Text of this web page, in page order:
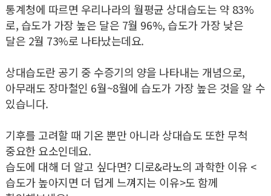
통계청에 따르면 우리나라의 월평균 상대습도는 약 83%
로, 습도가 가장 높은 달은 7월 96%, 습도가 가장 낮은
달은 2월 73%로 나타났는데요.
상대습도란 공기 중 수증기의 양을 나타내는 개념으로,
아무래도 장마철인 6월~8월에 습도가 가장 높은 것을 알 수
있습니다.
기후를 고려할 때 기온 뿐만 아니라 상대습도 또한 무척
중요한 요소인데요.
습도에 대해 더 알고 싶다면? 디로&라노의 과학한 이유 <
습도가 높아지면 더 덥게 느껴지는 이유>도 함께